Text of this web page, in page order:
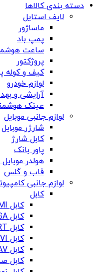
دسته بندی کالاها
لایف استایل
ماساژور
پمپ باد
ساعت
پروژکتور
کیف و کوله
لوازم خودرو
آرایشی و
عینک
لوازم جانبی موبایل
شارژر موبایل
کابل شارژ
پاور بانک
هولدر
قاب و گلس
لوازم جانبی
کابل
کابل HDMI
کابل VGA
کابل DISPLAY PORT
کابل DVI
کابل RCA-AV
کابل